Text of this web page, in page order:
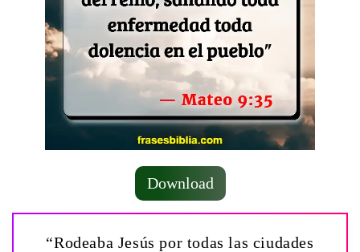
Download
“Rodeaba Jesús por todas las ciudades